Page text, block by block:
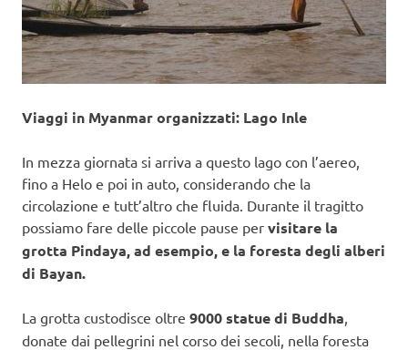
Viaggi in Myanmar organizzati: Lago Inle
In mezza giornata si arriva a questo lago con l’aereo,
fino a Helo e poi in auto, considerando che la
circolazione e tutt’altro che fluida. Durante il tragitto
possiamo fare delle piccole pause per visitare la
grotta Pindaya, ad esempio, e la foresta degli alberi
di Bayan.
La grotta custodisce oltre 9000 statue di Buddha
donate dai pellegrini nel corso dei secoli, nella foresta